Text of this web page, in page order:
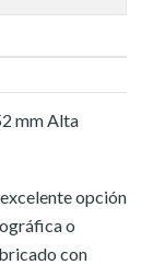
mm Alta
opción
o
con